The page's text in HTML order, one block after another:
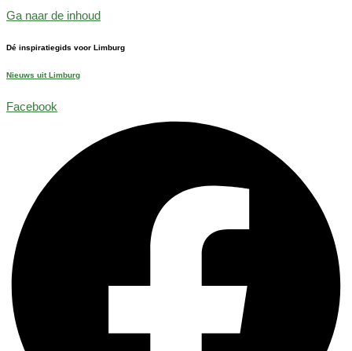
Ga naar de inhoud
Dé inspiratiegids voor Limburg
Nieuws uit Limburg
Facebook